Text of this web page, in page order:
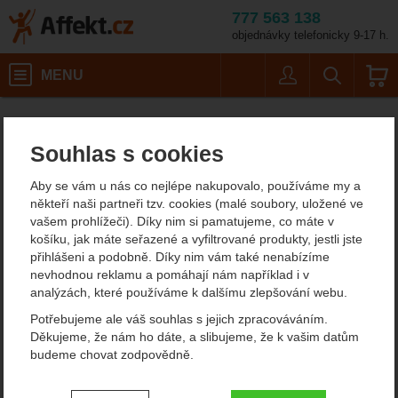
Souhlas s cookies
Aby se vám u nás co nejlépe nakupovalo, používáme my a
někteří naši partneři tzv. cookies (malé soubory, uložené ve
vašem prohlížeči). Díky nim si pamatujeme, co máte v
košíku, jak máte seřazené a vyfiltrované produkty, jestli jste
přihlášeni a podobně. Díky nim vám také nenabízíme
nevhodnou reklamu a pomáhají nám například i v
analýzách, které používáme k dalšímu zlepšování webu.
Potřebujeme ale váš souhlas s jejich zpracováváním.
Děkujeme, že nám ho dáte, a slibujeme, že k vašim datům
budeme chovat zodpovědně.
Nastavení souhlasů s kategoriemi
777 563 138
objednávky telefonicky 9-17 h.
MENU
Velikost: 43 /
La Sportiva Lycan GTX
Men
Fotografie